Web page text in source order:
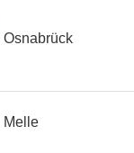
Osnabrück
Melle